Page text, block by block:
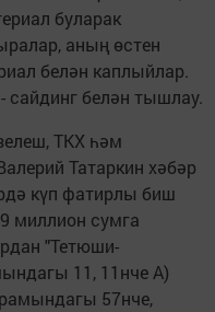
буларак
аның өстен
белән каплыйлар.
белән тышлау.
ТКХ һәм
Татаркин хәбәр
күп фатирлы биш
миллион сумга
"Тетюши-
11, 11нче А)
57нче,